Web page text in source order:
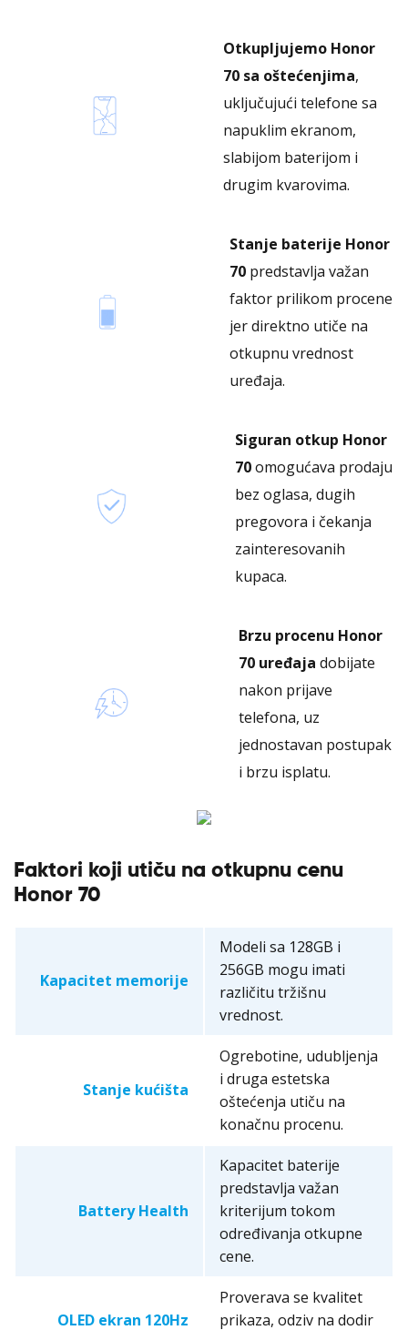
Otkupljujemo Honor
70 sa oštećenjima,
uključujući telefone sa
napuklim ekranom,
slabijom baterijom i
drugim kvarovima.
Stanje baterije Honor
70predstavlja važan
faktor prilikom procene
jer direktno utiče na
otkupnu vrednost
uređaja.
Siguran otkup Honor
70omogućava prodaju
bez oglasa, dugih
pregovora i čekanja
zainteresovanih
kupaca.
Brzu procenu Honor
70 uređaja dobijate
nakon prijave
telefona, uz
jednostavan postupak
i brzu isplatu.
Faktori koji utiču na otkupnu cenu
Honor 70
Kapacitet memorije
Modeli sa 128GB i
256GB mogu imati
različitu tržišnu
vrednost.
Stanje kućišta
Ogrebotine, udubljenja
i druga estetska
oštećenja utiču na
konačnu procenu.
Battery Health
Kapacitet baterije
predstavlja važan
kriterijum tokom
određivanja otkupne
cene.
OLED ekran 120Hz
Proverava se kvalitet
prikaza, odziv na dodir